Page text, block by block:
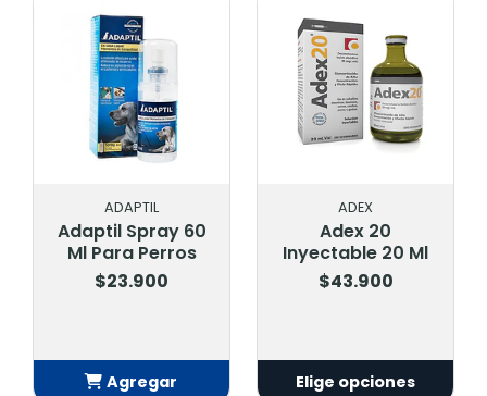
ADAPTIL
Adaptil Spray 60
Ml Para Perros
$23.900
Agregar
ADEX
Adex 20
Inyectable 20 Ml
$43.900
Elige opciones